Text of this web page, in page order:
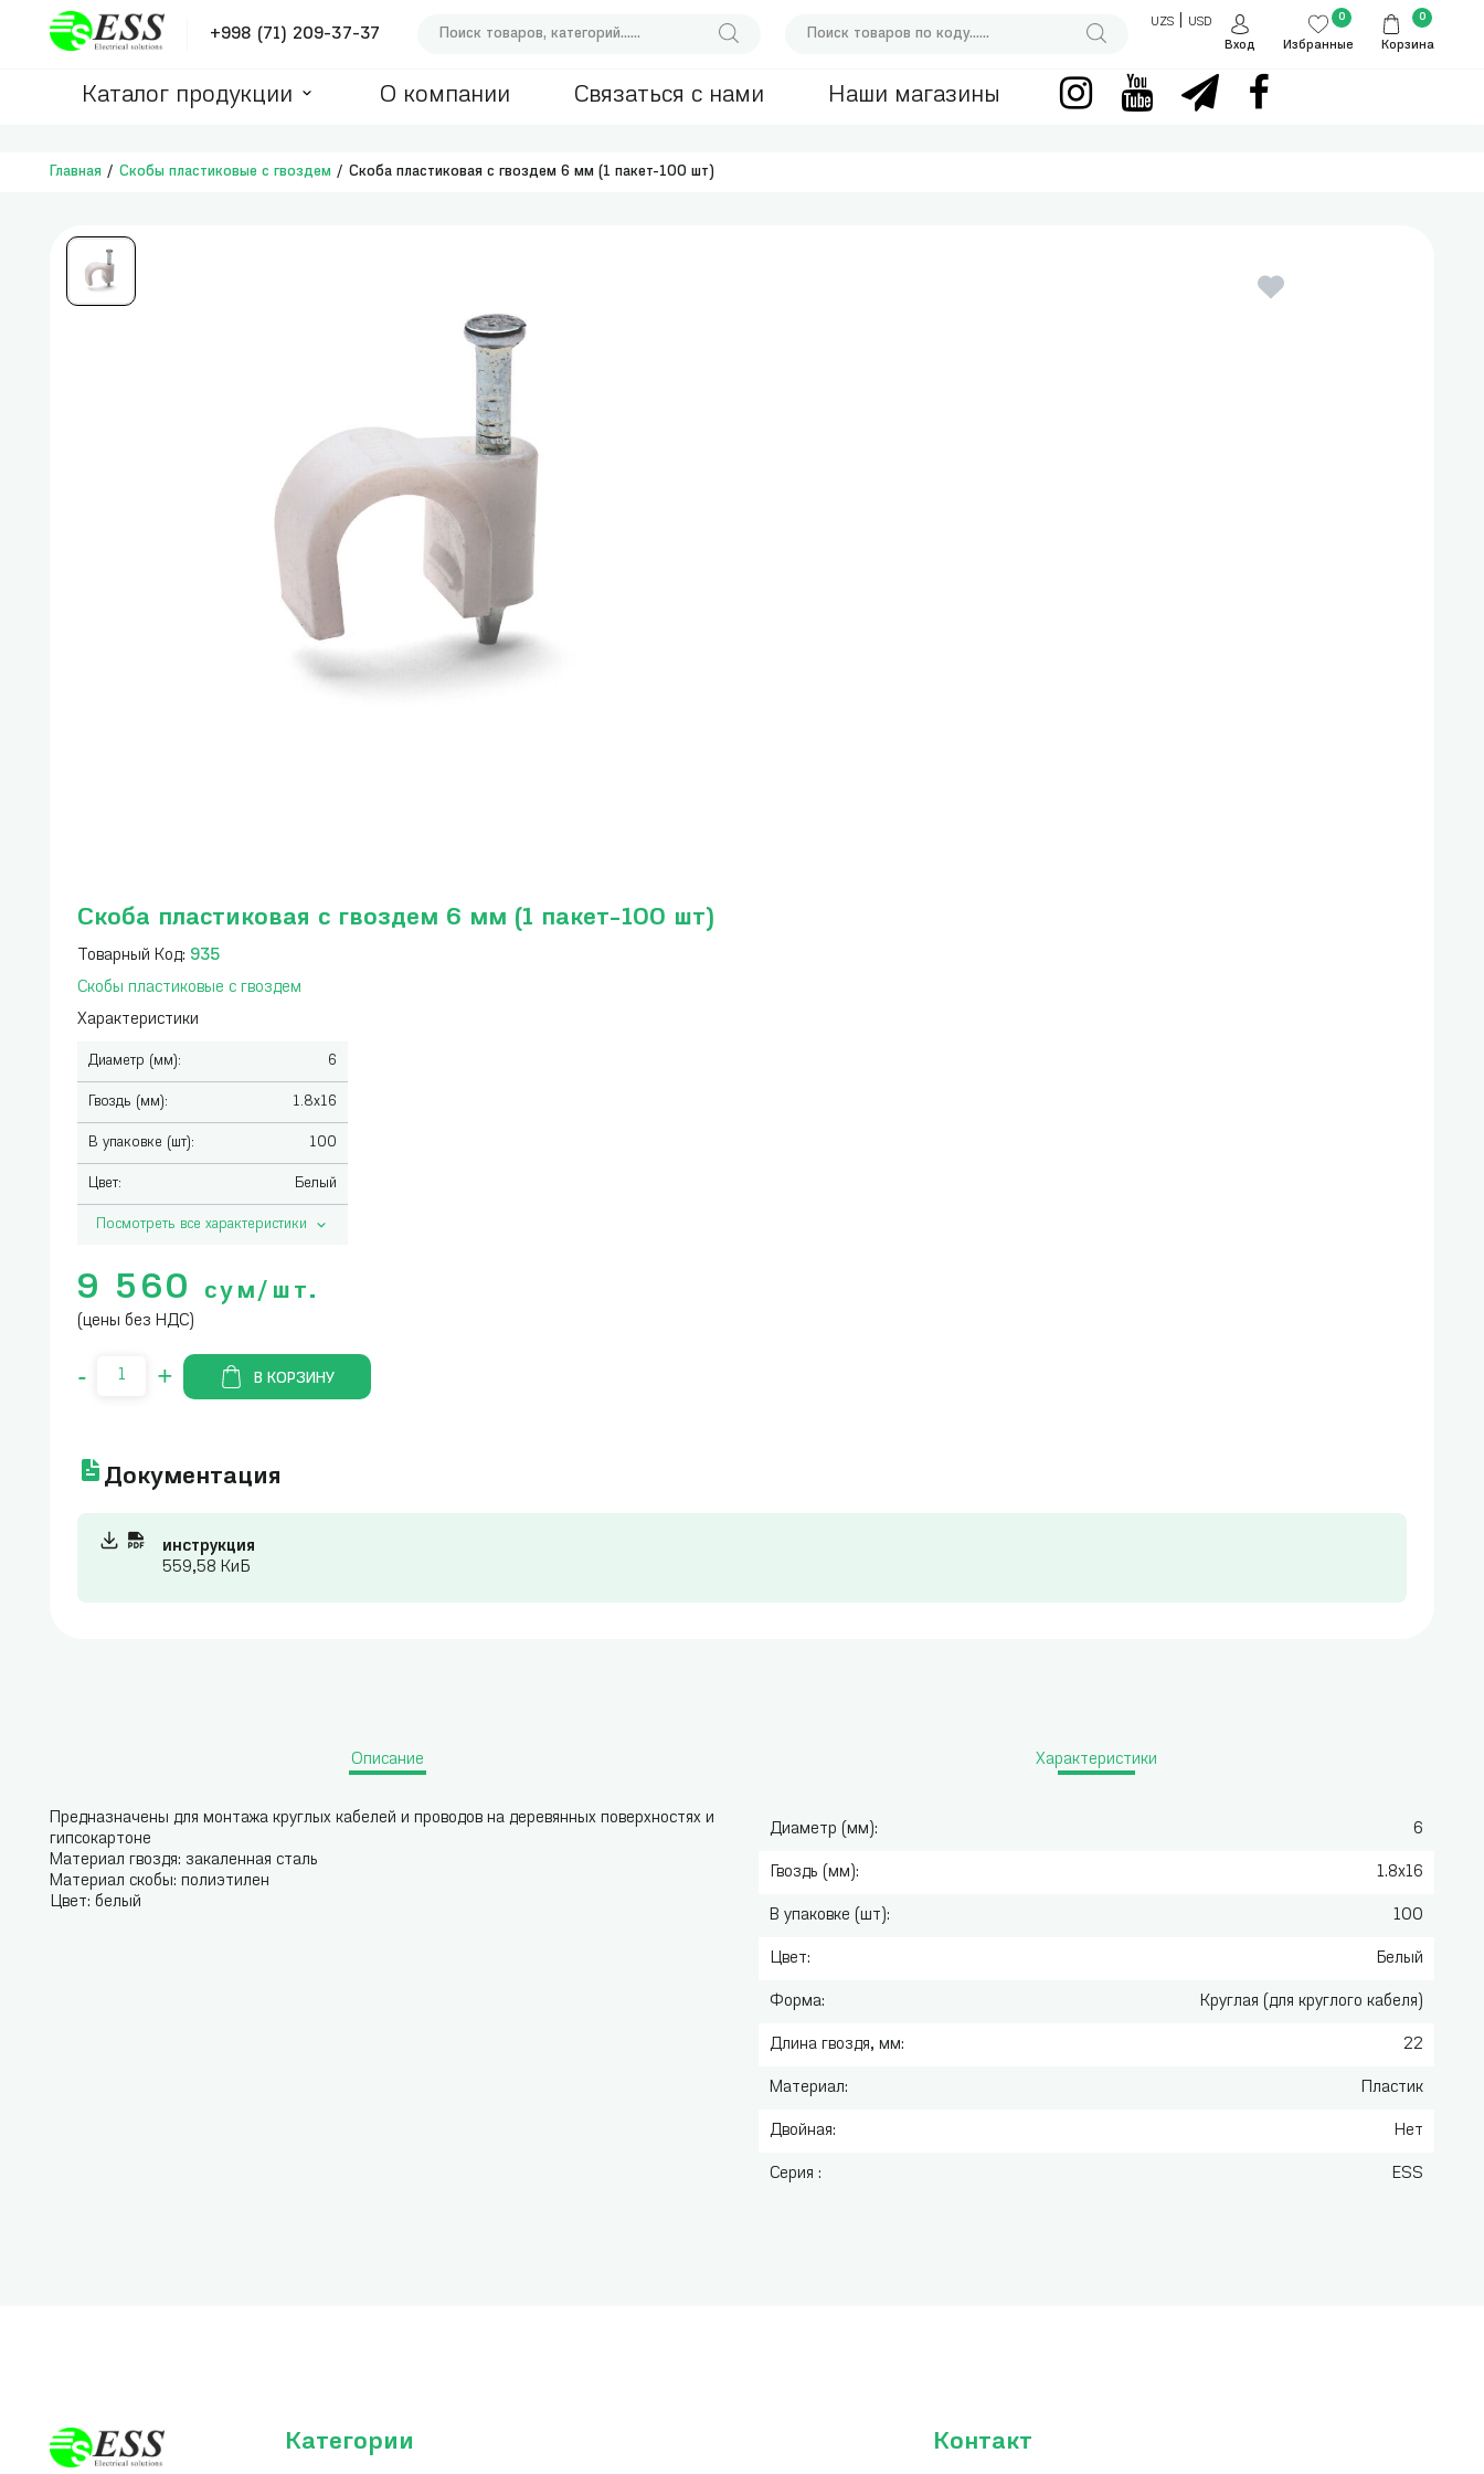
+998 (71) 209-37-37
UZS|
USD
Вход
Избранные
0
Корзина
0
Каталог продукции О компании Связаться с нами Наши магазины
Главная Скобы пластиковые с гвоздем Скоба пластиковая с гвоздем 6 мм (1 пакет-100 шт)
Скоба пластиковая с гвоздем 6 мм (1 пакет-100 шт)
Товарный Код: 935
Скобы пластиковые с гвоздем
Характеристики
Диаметр (мм): 6
Гвоздь (мм): 1.8x16
В упаковке (шт): 100
Цвет: Белый
Посмотреть все характеристики
9 560 сум/шт.
(цены без НДС)
- + В КОРЗИНУ
Документация
инструкция
559,58 КиБ
Описание
Предназначены для монтажа круглых кабелей и проводов на деревянных поверхностях и
гипсокартоне
Материал гвоздя: закаленная сталь
Материал скобы: полиэтилен
Цвет: белый
Характеристики
Диаметр (мм): 6
Гвоздь (мм): 1.8x16
В упаковке (шт): 100
Цвет: Белый
Форма: Круглая (для круглого кабеля)
Длина гвоздя, мм: 22
Материал: Пластик
Двойная: Нет
Серия : ESS
Категории Контакт